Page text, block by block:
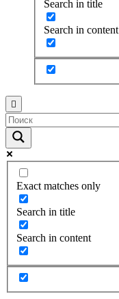
Search in title
Search in content
Exact matches only
Search in title
Search in content